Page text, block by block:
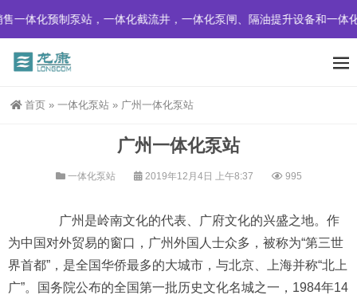
泵站，一体化截流井，一体化泵闸、隔油提升设备和一体化污水处理
首页 » 一体化泵站 » 广州一体化泵站
广州一体化泵站
一体化泵站 2019年12月4日 上午8:37 995
广州是岭南文化的代表、广府文化的兴盛之地。作
为中国对外贸易的窗口，广州外国人士众多，被称为“第三世
界首都”，是全国华侨最多的大城市，与北京、上海并称“北上
广”。国务院公布的全国第一批历史文化名城之一，1984年14